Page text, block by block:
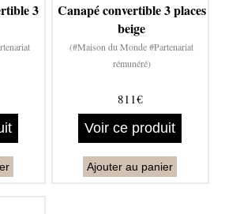
3
Canapé convertible 3 places
beige
(#Maison du Monde #Partenariat
rémunéré)
811€
Voir ce produit
Ajouter au panier